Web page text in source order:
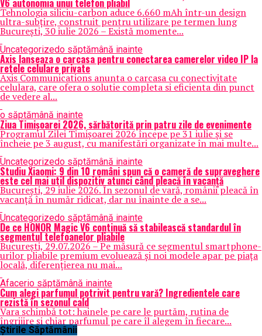
V6 autonomia unui telefon pliabil
Tehnologia siliciu-carbon aduce 6.660 mAh într-un design
ultra-subțire, construit pentru utilizare pe termen lung
București, 30 iulie 2026 – Există momente...
Uncategorizedo săptămână inainte
Axis lanseaza o carcasa pentru conectarea camerelor video IP la
retele celulare private
Axis Communications anunta o carcasa cu conectivitate
celulara, care ofera o solutie completa si eficienta din punct
de vedere al...
o săptămână inainte
Ziua Timișoarei 2026, sărbătorită prin patru zile de evenimente
Programul Zilei Timișoarei 2026 începe pe 31 iulie și se
încheie pe 3 august, cu manifestări organizate în mai multe...
Uncategorizedo săptămână inainte
Studiu Xiaomi: 9 din 10 români spun că o cameră de supraveghere
este cel mai util dispozitiv atunci când pleacă în vacanță
București, 29 iulie 2026. În sezonul de vară, românii pleacă în
vacanță în număr ridicat, dar nu înainte de a se...
Uncategorizedo săptămână inainte
De ce HONOR Magic V6 continuă să stabilească standardul în
segmentul telefoanelor pliabile
București, 29.07.2026 – Pe măsură ce segmentul smartphone-
urilor pliabile premium evoluează și noi modele apar pe piața
locală, diferențierea nu mai...
Afacerio săptămână inainte
Cum alegi parfumul potrivit pentru vară? Ingredientele care
rezistă în sezonul cald
Vara schimbă tot: hainele pe care le purtăm, rutina de
îngrijire și chiar parfumul pe care îl alegem în fiecare...
Știrile Săptămânii